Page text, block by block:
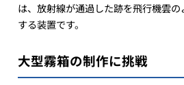
は、放射線が通過した跡を飛行機雲
する装置です。
大型霧箱の制作に挑戦